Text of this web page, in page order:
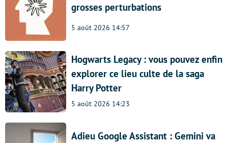
grosses perturbations
5 août 2026 14:57
Hogwarts Legacy : vous pouvez enfin
explorer ce lieu culte de la saga
Harry Potter
5 août 2026 14:23
Adieu Google Assistant : Gemini va